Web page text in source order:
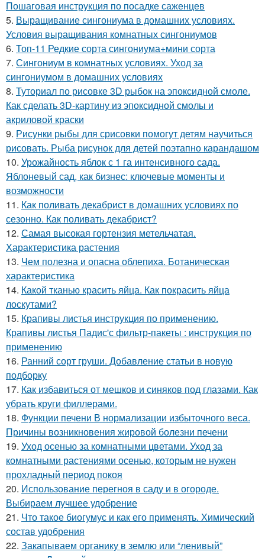
Пошаговая инструкция по посадке саженцев
5. Выращивание сингониума в домашних условиях.
Условия выращивания комнатных сингониумов
6. Топ-11 Редкие сорта сингониума+мини сорта
7. Сингониум в комнатных условиях. Уход за
сингониумом в домашних условиях
8. Туториал по рисовке 3D рыбок на эпоксидной смоле.
Как сделать 3D-картину из эпоксидной смолы и
акриловой краски
9. Рисунки рыбы для срисовки помогут детям научиться
рисовать. Рыба рисунок для детей поэтапно карандашом
10. Урожайность яблок с 1 га интенсивного сада.
Яблоневый сад, как бизнес: ключевые моменты и
возможности
11. Как поливать декабрист в домашних условиях по
сезонно. Как поливать декабрист?
12. Самая высокая гортензия метельчатая.
Характеристика растения
13. Чем полезна и опасна облепиха. Ботаническая
характеристика
14. Какой тканью красить яйца. Как покрасить яйца
лоскутами?
15. Крапивы листья инструкция по применению.
Крапивы листья Падис'с фильтр-пакеты : инструкция по
применению
16. Ранний сорт груши. Добавление статьи в новую
подборку
17. Как избавиться от мешков и синяков под глазами. Как
убрать круги филлерами.
18. Функции печени В нормализации избыточного веса.
Причины возникновения жировой болезни печени
19. Уход осенью за комнатными цветами. Уход за
комнатными растениями осенью, которым не нужен
прохладный период покоя
20. Использование перегноя в саду и в огороде.
Выбираем лучшее удобрение
21. Что такое биогумус и как его применять. Химический
состав удобрения
22. Закапываем органику в землю или “ленивый”